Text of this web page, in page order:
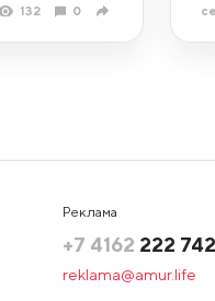
132 0
Реклама
+7 4162 222 742
reklama@amur.life